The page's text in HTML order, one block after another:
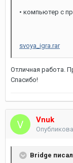
• компьютер с
svoya_igra.rar
Отличная работа.
Спасибо!
Vnuk
Bridge